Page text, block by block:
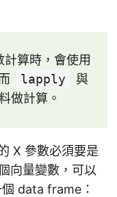
計算時，會使用
lapply
與
做計算。
X 參數必須要是
向量變數，可以
data frame：